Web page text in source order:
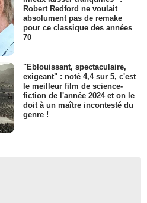
Robert Redford ne voulait
absolument pas de remake
pour ce classique des années
70
"Eblouissant, spectaculaire,
exigeant" : noté 4,4 sur 5, c'est
le meilleur film de science-
fiction de l'année 2024 et on le
doit à un maître incontesté du
genre !